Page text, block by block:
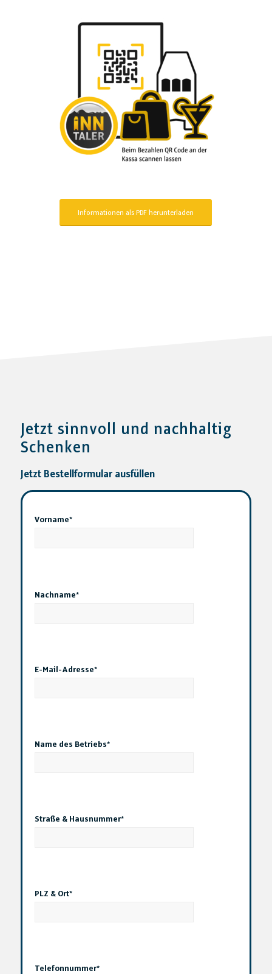
Informationen als PDF herunterladen
Jetzt sinnvoll und nachhaltig
Schenken
Jetzt Bestellformular ausfüllen
Vorname*
Nachname*
E-Mail-Adresse*
Name des Betriebs*
Straße & Hausnummer*
PLZ & Ort*
Telefonnummer*